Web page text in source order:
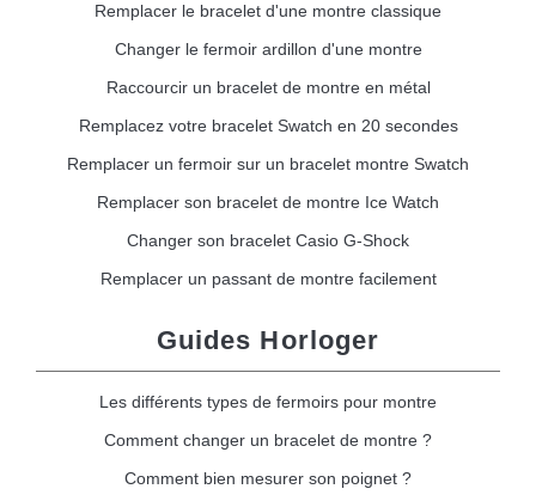
Remplacer le bracelet d'une montre classique
Changer le fermoir ardillon d'une montre
Raccourcir un bracelet de montre en métal
Remplacez votre bracelet Swatch en 20 secondes
Remplacer un fermoir sur un bracelet montre Swatch
Remplacer son bracelet de montre Ice Watch
Changer son bracelet Casio G-Shock
Remplacer un passant de montre facilement
Guides Horloger
Les différents types de fermoirs pour montre
Comment changer un bracelet de montre ?
Comment bien mesurer son poignet ?